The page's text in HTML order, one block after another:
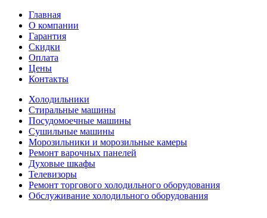
Главная
О компании
Гарантия
Скидки
Оплата
Цены
Контакты
Холодильники
Стиральные машины
Посудомоечные машины
Сушильные машины
Морозильники и морозильные камеры
Ремонт варочных панелей
Духовые шкафы
Телевизоры
Ремонт торгового холодильного оборудования
Обслуживание холодильного оборудования